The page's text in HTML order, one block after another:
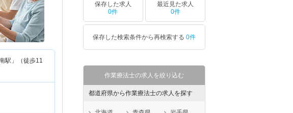
駅」（徒歩11
保存した求人
0件
最近見た求人
0件
保存した検索条件から再検索する 0件
作業療法士の求人を絞り込む
都道府県から作業療法士の求人を探す